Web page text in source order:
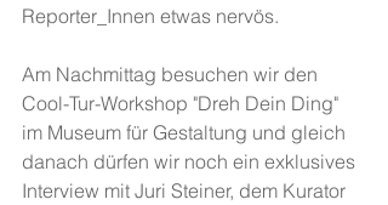
Reporter_Innen etwas nervös.
Am Nachmittag besuchen wir den
Cool-Tur-Workshop "Dreh Dein Ding"
im Museum für Gestaltung und gleich
danach dürfen wir noch ein exklusives
Interview mit Juri Steiner, dem Kurator